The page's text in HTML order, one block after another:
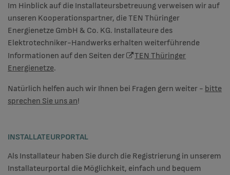
Im Hinblick auf die Installateursbetreuung verweisen wir auf
unseren Kooperationspartner, die TEN Thüringer
Energienetze GmbH & Co. KG. Installateure des
Elektrotechniker-Handwerks erhalten weiterführende
Informationen auf den Seiten der
TEN Thüringer
Energienetze.
Natürlich helfen auch wir Ihnen bei Fragen gern weiter - bitte
sprechen Sie uns an!
INSTALLATEURPORTAL
Als Installateur haben Sie durch die Registrierung in unserem
Installateurportal die Möglichkeit, einfach und bequem